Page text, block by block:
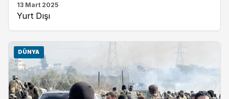
13 Mart 2025
Yurt Dışı
DÜNYA